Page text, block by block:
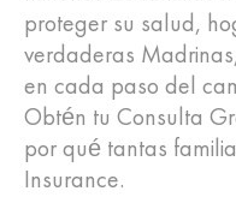
proteger su salud,
verdaderas
en cada paso del
Obtén tu Consulta
por qué tantas
Insurance.